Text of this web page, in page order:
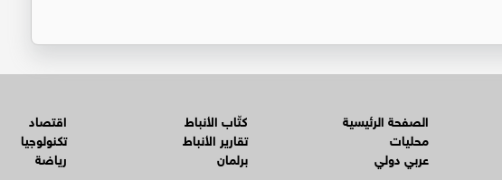
الصفحة الرئيسية
محليات
عربي دولي
كتّاب الأنباط
تقارير الأنباط
برلمان
اقتصاد
تكنولوجيا
رياضة